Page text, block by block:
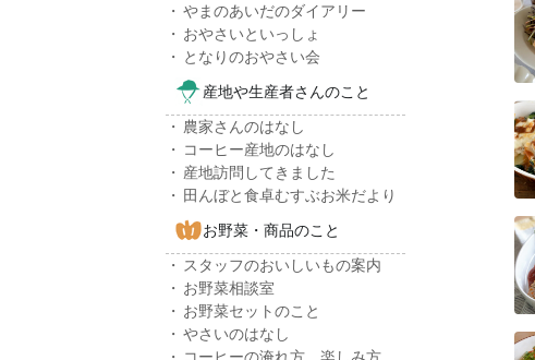
やまのあいだのダイアリー
おやさいといっしょ
となりのおやさい会
産地や生産者さんのこと
農家さんのはなし
コーヒー産地のはなし
産地訪問してきました
田んぼと食卓むすぶお米だより
お野菜・商品のこと
スタッフのおいしいもの案内
お野菜相談室
お野菜セットのこと
やさいのはなし